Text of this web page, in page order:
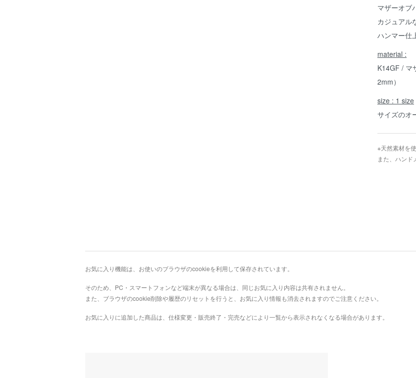
マザーオブ
カジュアル
ハンマー仕
material :
K14GF / マ
2mm）
size : 1 size
サイズのオ
※天然素材を
また、ハンド
お気に入り機能は、お使いのブラウザのcookieを利用して保存されています。
そのため、PC・スマートフォンなど端末が異なる場合は、同じお気に入り内容は共有されません。
また、ブラウザのcookie削除や履歴のリセットを行うと、お気に入り情報も消去されますのでご注意ください。
お気に入りに追加した商品は、仕様変更・販売終了・完売などにより一覧から表示されなくなる場合があります。